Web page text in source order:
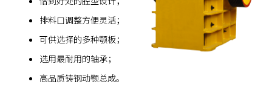
排料口调整方便灵活；
可供选择的多种颚板；
选用最耐用的轴承；
高品质铸钢动颚总成。